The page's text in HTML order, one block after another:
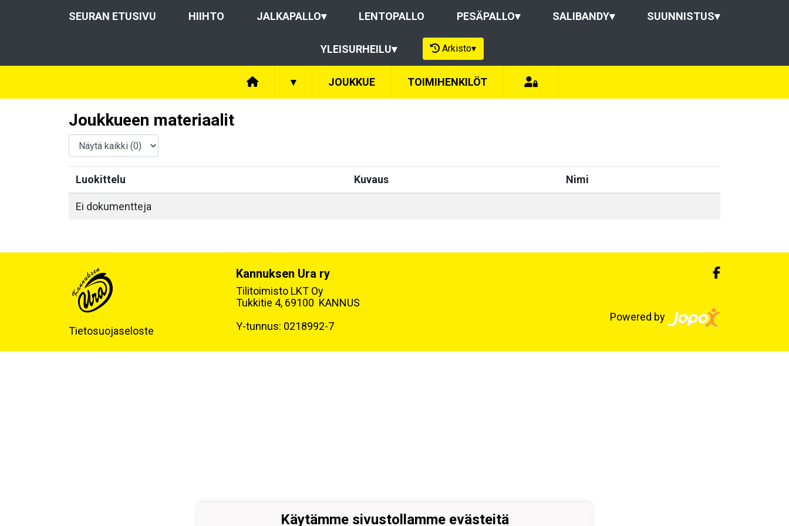
SEURAN ETUSIVU HIIHTO JALKAPALLO▾ LENTOPALLO PESÄPALLO▾ SALIBANDY▾ SUUNNISTUS▾
YLEISURHEILU▾ Arkisto▾
▾ JOUKKUE TOIMIHENKILÖT
Joukkueen materiaalit
Luokittelu Kuvaus Nimi
Ei dokumentteja
Tietosuojaseloste
Kannuksen Ura ry
Tilitoimisto LKT Oy
Tukkitie 4, 69100 KANNUS
Y-tunnus: 0218992-7
Powered by
Käytämme sivustollamme evästeitä